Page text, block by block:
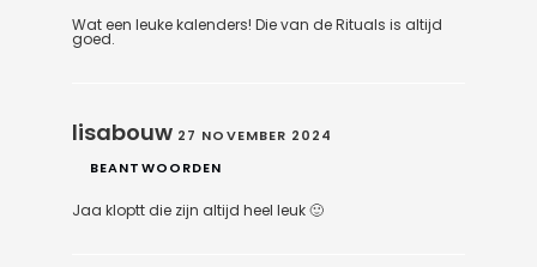
Wat een leuke kalenders! Die van de Rituals is altijd
goed.
lisabouw 27 NOVEMBER 2024
BEANTWOORDEN
Jaa kloptt die zijn altijd heel leuk 🙂